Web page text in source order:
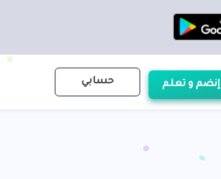
إنضم و تعلم حسابي